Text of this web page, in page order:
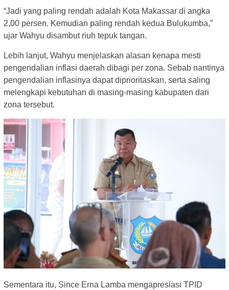
“Jadi yang paling rendah adalah Kota Makassar di angka
2,00 persen. Kemudian paling rendah kedua Bulukumba,”
ujar Wahyu disambut riuh tepuk tangan.
Lebih lanjut, Wahyu menjelaskan alasan kenapa mesti
pengendalian inflasi daerah dibagi per zona. Sebab nantinya
pengendalian inflasinya dapat diprioritaskan, serta saling
melengkapi kebutuhan di masing-masing kabupaten dari
zona tersebut.
Sementara itu, Since Erna Lamba mengapresiasi TPID